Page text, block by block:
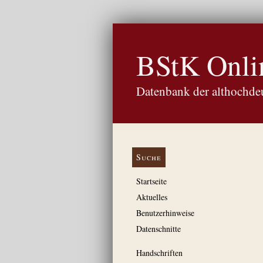
BStK
Datenbank der
Suche
Startseite
Aktuelles
Benutzerhinweise
Datenschnitte
Handschriften